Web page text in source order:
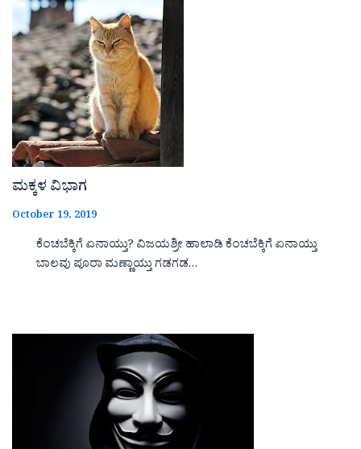
ಮಕ್ಕಳ ವಿಭಾಗ
October 19, 2019
ಕೆಂಚಬೆಕ್ಕಿಗೆ ಏನಾಯ್ತು? ವಿಜಯಶ್ರೀ ಹಾಲಾಡಿ ಕೆಂಚಬೆಕ್ಕಿಗೆ ಏನಾಯ್ತು
ಬಾಲವು ಪೂರಾ ಮಣ್ಣಾಯ್ತು ಗಡಗಡ…